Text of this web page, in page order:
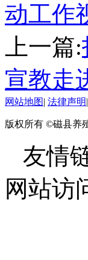
动工作
上一篇:
宣教走
网站地图| 法律声明|
版权所有 ©磁县养
友情
网站访